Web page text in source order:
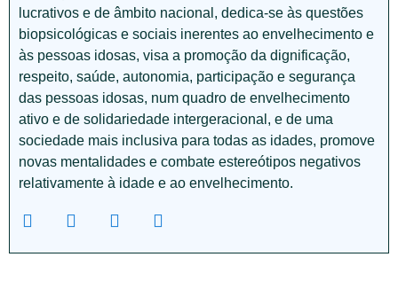
lucrativos e de âmbito nacional, dedica-se às questões
biopsicológicas e sociais inerentes ao envelhecimento e
às pessoas idosas, visa a promoção da dignificação,
respeito, saúde, autonomia, participação e segurança
das pessoas idosas, num quadro de envelhecimento
ativo e de solidariedade intergeracional, e de uma
sociedade mais inclusiva para todas as idades, promove
novas mentalidades e combate estereótipos negativos
relativamente à idade e ao envelhecimento.